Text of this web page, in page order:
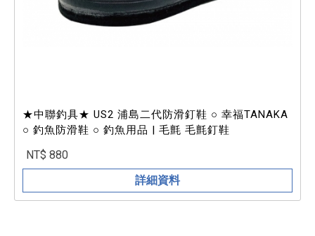
★中聯釣具★ US2 浦島二代防滑釘鞋 ○ 幸福TANAKA
○ 釣魚防滑鞋 ○ 釣魚用品 | 毛氈 毛氈釘鞋
NT$ 880
詳細資料